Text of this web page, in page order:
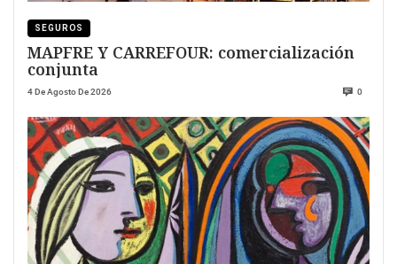
SEGUROS
MAPFRE Y CARREFOUR: comercialización
conjunta
4 De Agosto De 2026 0